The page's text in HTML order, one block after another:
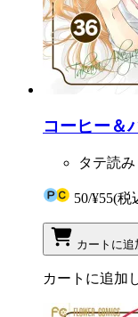
コーヒー＆
タテ読み
50/¥55(税
カートに追
カートに追加